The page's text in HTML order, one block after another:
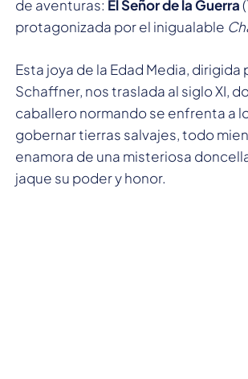
de aventuras: El Señor de la Guerra
protagonizada por el inigualable
Esta joya de la Edad Media, dirigida
Schaffner, nos traslada al siglo XI,
caballero normando se enfrenta a
gobernar tierras salvajes, todo
enamora de una misteriosa
jaque su poder y honor.